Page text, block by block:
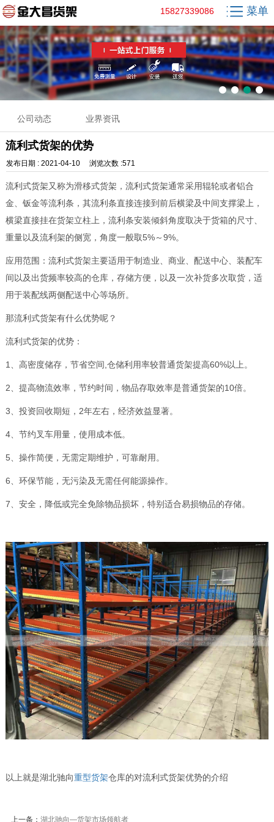
15827339086 菜单
公司动态 业界资讯
流利式货架的优势
发布日期 : 2021-04-10 浏览次数 :571
流利式货架又称为滑移式货架，流利式货架通常采用辊轮或者铝合
金、钣金等流利条，其流利条直接连接到前后横梁及中间支撑梁上，
横梁直接挂在货架立柱上，流利条安装倾斜角度取决于货箱的尺寸、
重量以及流利架的侧宽，角度一般取5%～9%。
应用范围：流利式货架主要适用于制造业、商业、配送中心、装配车
间以及出货频率较高的仓库，存储方便，以及一次补货多次取货，适
用于装配线两侧配送中心等场所。
那流利式货架有什么优势呢？
流利式货架的优势：
1、高密度储存，节省空间,仓储利用率较普通货架提高60%以上。
2、提高物流效率，节约时间，物品存取效率是普通货架的10倍。
3、投资回收期短，2年左右，经济效益显著。
4、节约叉车用量，使用成本低。
5、操作简便，无需定期维护，可靠耐用。
6、环保节能，无污染及无需任何能源操作。
7、安全，降低或完全免除物品损坏，特别适合易损物品的存储。
以上就是湖北驰向重型货架仓库的对流利式货架优势的介绍
上一条： 湖北驰向—货架市场领航者